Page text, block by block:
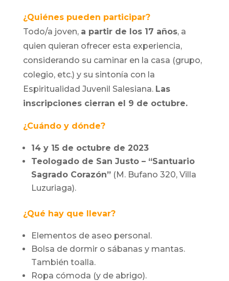
¿Quiénes pueden participar?
Todo/a joven, a partir de los 17 años, a
quien quieran ofrecer esta experiencia,
considerando su caminar en la casa (grupo,
colegio, etc.) y su sintonía con la
Espiritualidad Juvenil Salesiana. Las
inscripciones cierran el 9 de octubre.
¿Cuándo y dónde?
14 y 15 de octubre de 2023
Teologado de San Justo – “Santuario
Sagrado Corazón”(M. Bufano 320, Villa
Luzuriaga).
¿Qué hay que llevar?
Elementos de aseo personal.
Bolsa de dormir o sábanas y mantas.
También toalla.
Ropa cómoda (y de abrigo).